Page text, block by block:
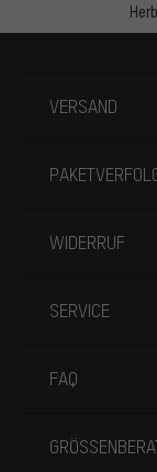
VERSAND
WIDERRUF
SERVICE
FAQ